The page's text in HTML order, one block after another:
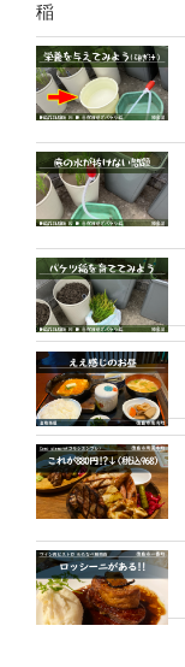
稲